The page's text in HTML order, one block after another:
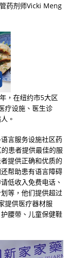
药剂师Vicki Meng
年，在纽约市5大区
疗设施、医生诊
。
言服务设施社区药
患者提供最佳的服
提供正确和优质的
帮助患有语言障碍
低收入免费电话、
等，他们提供超过
提供医疗器材服
腰带、儿童保健鞋